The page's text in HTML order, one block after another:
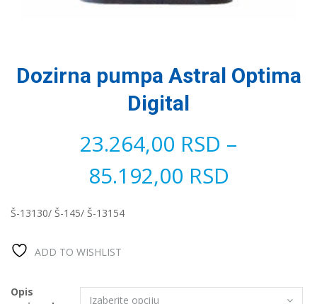
Dozirna pumpa Astral Optima
Digital
23.264,00 RSD –
85.192,00 RSD
Š-13130/ Š-145/ Š-13154
ADD TO WISHLIST
Opis